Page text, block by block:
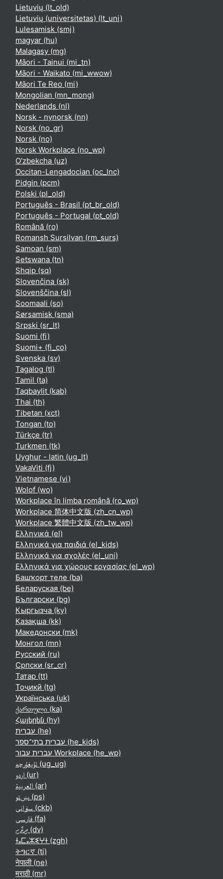
Lietuvių ‎(lt_old)‎
Lietuvių (universitetas) ‎(lt_uni)‎
Lulesamisk ‎(smj)‎
magyar ‎(hu)‎
Malagasy ‎(mg)‎
Māori - Tainui ‎(mi_tn)‎
Māori - Waikato ‎(mi_wwow)‎
Māori Te Reo ‎(mi)‎
Mongolian ‎(mn_mong)‎
Nederlands ‎(nl)‎
Norsk - nynorsk ‎(nn)‎
Norsk ‎(no_gr)‎
Norsk ‎(no)‎
Norsk Workplace ‎(no_wp)‎
O'zbekcha ‎(uz)‎
Occitan-Lengadocian ‎(oc_lnc)‎
Pidgin ‎(pcm)‎
Polski ‎(pl_old)‎
Português - Brasil ‎(pt_br_old)‎
Português - Portugal ‎(pt_old)‎
Română ‎(ro)‎
Romansh Sursilvan ‎(rm_surs)‎
Samoan ‎(sm)‎
Setswana ‎(tn)‎
Shqip ‎(sq)‎
Slovenčina ‎(sk)‎
Slovenščina ‎(sl)‎
Soomaali ‎(so)‎
Sørsamisk ‎(sma)‎
Srpski ‎(sr_lt)‎
Suomi ‎(fi)‎
Suomi+ ‎(fi_co)‎
Svenska ‎(sv)‎
Tagalog ‎(tl)‎
Tamil ‎(ta)‎
Taqbaylit ‎(kab)‎
Thai ‎(th)‎
Tibetan ‎(xct)‎
Tongan ‎(to)‎
Türkçe ‎(tr)‎
Turkmen ‎(tk)‎
Uyghur - latin ‎(ug_lt)‎
VakaViti ‎(fj)‎
Vietnamese ‎(vi)‎
Wolof ‎(wo)‎
Workplace în limba română ‎(ro_wp)‎
Workplace 简体中文版 ‎(zh_cn_wp)‎
Workplace 繁體中文版 ‎(zh_tw_wp)‎
Ελληνικά ‎(el)‎
Ελληνικά για παιδιά ‎(el_kids)‎
Ελληνικά για σχολές ‎(el_uni)‎
Ελληνικά για χώρους εργασίας ‎(el_wp)‎
Башҡорт теле ‎(ba)‎
Беларуская ‎(be)‎
Български ‎(bg)‎
Кыргызча ‎(ky)‎
Қазақша ‎(kk)‎
Македонски ‎(mk)‎
Монгол ‎(mn)‎
Русский ‎(ru)‎
Српски ‎(sr_cr)‎
Татар ‎(tt)‎
Тоҷикӣ ‎(tg)‎
Українська ‎(uk)‎
ქართული ‎(ka)‎
Հայերեն ‎(hy)‎
עברית ‎(he)‎
עברית בתי־ספר ‎(he_kids)‎
עברית עבור Workplace ‎(he_wp)‎
ئۇيغۇرچە ‎(ug_ug)‎
اردو ‎(ur)‎
العربية ‎(ar)‎
پښتو ‎(ps)‎
سۆرانی ‎(ckb)‎
فارسی ‎(fa)‎
ދިވެހި ‎(dv)‎
ⵜⴰⵎⴰⵣⵉⵖⵜ ‎(zgh)‎
ትግርኛ ‎(ti)‎
नेपाली ‎(ne)‎
मराठी ‎(mr)‎